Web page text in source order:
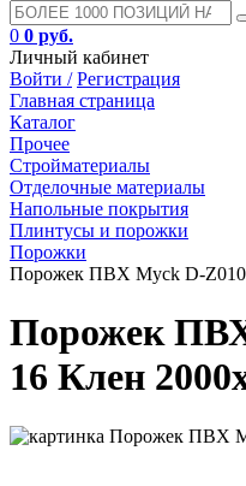
0 0 руб.
Личный кабинет
Войти / Регистрация
Главная страница
Каталог
Прочее
Стройматериалы
Отделочные материалы
Напольные покрытия
Плинтусы и порожки
Порожки
Порожек ПВХ Myck D-
Порожек
16 Клен